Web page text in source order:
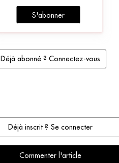
S'abonner
Déjà abonné ? Connectez-vous
Déjà inscrit ? Se connecter
Commenter l'article